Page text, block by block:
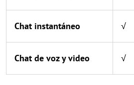
Chat instantáneo √
Chat de voz y video √